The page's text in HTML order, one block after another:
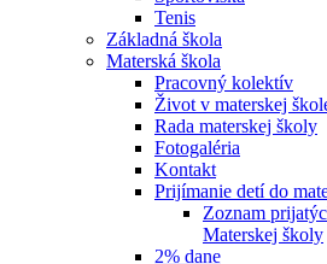
Tenis
Základná škola
Materská škola
Pracovný kolektív
Život v materskej
Rada materskej školy
Fotogaléria
Kontakt
Prijímanie detí do
Zoznam
Materskej školy
2% dane